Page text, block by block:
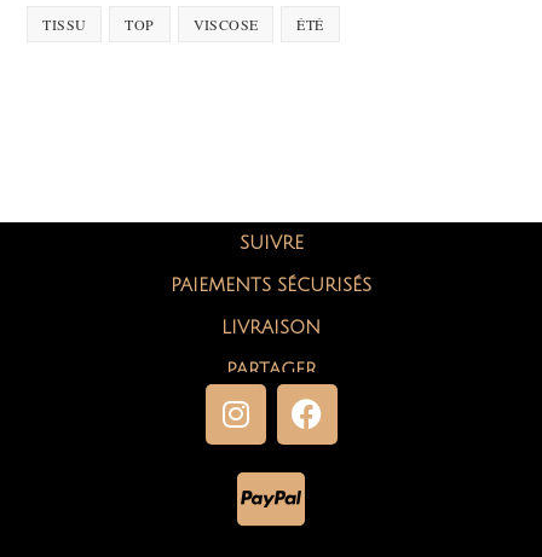
TISSU TOP VISCOSE ÉTÉ
SUIVRE
PAIEMENTS SÉCURISÉS
LIVRAISON
PARTAGER